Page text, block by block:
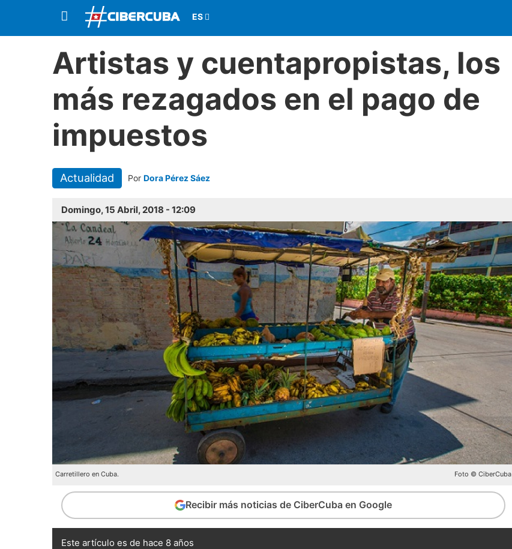
Artistas y cuentapropistas, los
más rezagados en el pago de
impuestos
Actualidad Por Dora Pérez Sáez
Domingo, 15 Abril, 2018 - 12:09
Carretillero en Cuba. Foto © CiberCuba
Recibir más noticias de CiberCuba en Google
Este artículo es de hace 8 años